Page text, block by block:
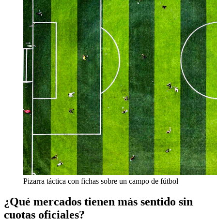
Pizarra táctica con fichas sobre un campo de fútbol
¿Qué mercados tienen más sentido sin
cuotas oficiales?